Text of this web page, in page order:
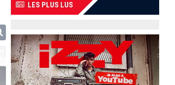
LES PLUS LUS